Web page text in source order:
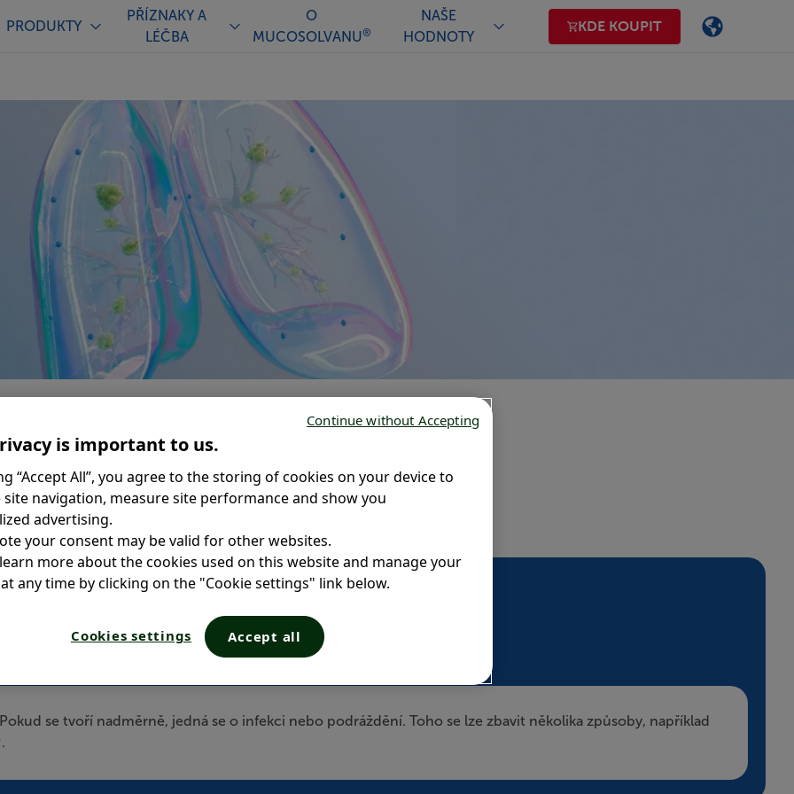
PRODUKTY
PŘÍZNAKY A
LÉČBA
O
MUCOSOLVANU®
NAŠE
HODNOTY
KDE KOUPIT
se tvoří nadměrně, jedná se o infekci nebo podráždění. Toho se lze zbavit několika způsoby, například
.
is important to us.
“Accept All”, you agree to the storing of cookies on your device to
site navigation, measure site performance and show you
advertising.
your consent may be valid for other websites.
more about the cookies used on this website and manage your
any time by clicking on the "Cookie settings" link below.
Cookies settings Accept all
Continue without Accepting